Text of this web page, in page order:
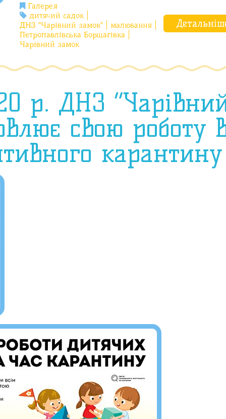
Галерея
дитячий садок
ДНЗ "Чарівний замок"
малювання
Петропавлівська Борщагівка
Чарівний замок
р. ДНЗ
свою роботу
карантину